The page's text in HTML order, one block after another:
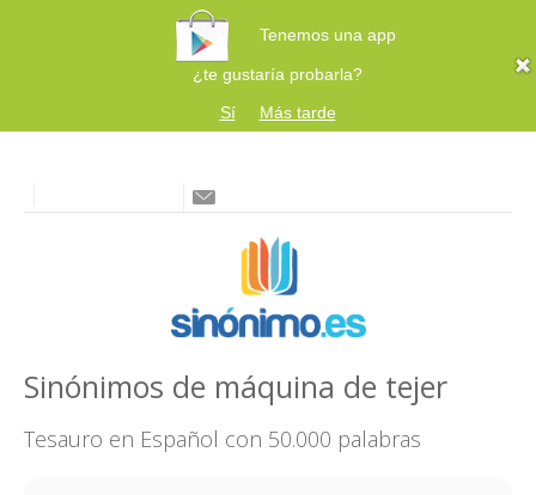
Tenemos una app
¿te gustaría probarla?
Sí
Más tarde
Sinónimos de máquina de tejer
Tesauro en Español con 50.000 palabras